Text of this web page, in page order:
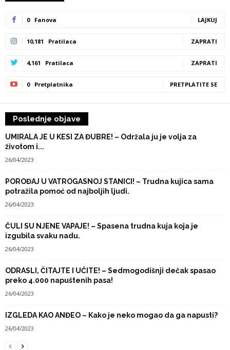
0 Fanova LAJKUJ
10,181 Pratilaca ZAPRATI
4,161 Pratilaca ZAPRATI
0 Pretplatnika PRETPLATITE SE
Poslednje objave
UMIRALA JE U KESI ZA ĐUBRE! – Održala ju je volja za
životom i...
26/04/2023
POROĐAJ U VATROGASNOJ STANICI! – Trudna kujica sama
potražila pomoć od najboljih ljudi.
26/04/2023
ČULI SU NJENE VAPAJE! – Spasena trudna kuja koja je
izgubila svaku nadu.
26/04/2023
ODRASLI, ČITAJTE I UČITE! – Sedmogodišnji dečak spasao
preko 4.000 napuštenih pasa!
26/04/2023
IZGLEDA KAO ANĐEO – Kako je neko mogao da ga napusti?
26/04/2023